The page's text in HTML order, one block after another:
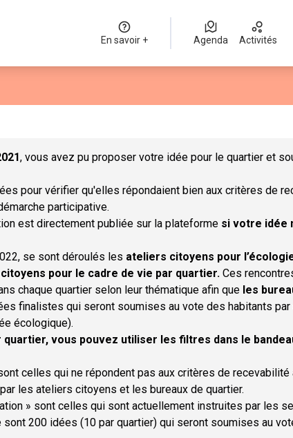
En savoir + Agenda Activités
, vous avez pu proposer votre idée pour le quartier et
pour vérifier qu'elles répondaient bien aux critères de
un nouvel onglet)
participative.
est directement publiée sur la plateforme si votre idée
se sont déroulés les ateliers citoyens pour
pour le cadre de vie par quartier. Ces
chaque quartier selon leur thématique afin que les
finalistes qui seront soumises au vote des habitants par
écologique).
vous pouvez utiliser les filtres dans le
celles qui ne répondent pas aux critères de
les ateliers citoyens et les bureaux de quartier.
» sont celles qui sont actuellement instruites par les
sont 200 idées (10 par quartier) qui seront soumises au